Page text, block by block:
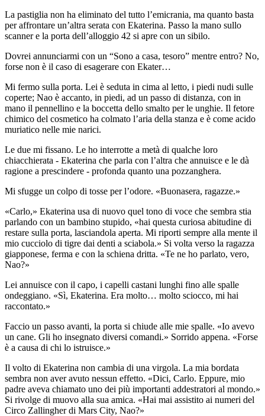
La pastiglia non ha eliminato del tutto l’emicrania, ma quanto basta
per affrontare un’altra serata con Ekaterina. Passo la mano sullo
scanner e la porta dell’alloggio 42 si apre con un sibilo.
Dovrei annunciarmi con un “Sono a casa, tesoro” mentre entro? No,
forse non è il caso di esagerare con Ekater…
Mi fermo sulla porta. Lei è seduta in cima al letto, i piedi nudi sulle
coperte; Nao è accanto, in piedi, ad un passo di distanza, con in
mano il pennellino e la boccetta dello smalto per le unghie. Il fetore
chimico del cosmetico ha colmato l’aria della stanza e è come acido
muriatico nelle mie narici.
Le due mi fissano. Le ho interrotte a metà di qualche loro
chiacchierata - Ekaterina che parla con l’altra che annuisce e le dà
ragione a prescindere - profonda quanto una pozzanghera.
Mi sfugge un colpo di tosse per l’odore. «Buonasera, ragazze.»
«Carlo,» Ekaterina usa di nuovo quel tono di voce che sembra stia
parlando con un bambino stupido, «hai questa curiosa abitudine di
restare sulla porta, lasciandola aperta. Mi riporti sempre alla mente il
mio cucciolo di tigre dai denti a sciabola.» Si volta verso la ragazza
giapponese, ferma e con la schiena dritta. «Te ne ho parlato, vero,
Nao?»
Lei annuisce con il capo, i capelli castani lunghi fino alle spalle
ondeggiano. «Sì, Ekaterina. Era molto… molto sciocco, mi hai
raccontato.»
Faccio un passo avanti, la porta si chiude alle mie spalle. «Io avevo
un cane. Gli ho insegnato diversi comandi.» Sorrido appena. «Forse
è a causa di chi lo istruisce.»
Il volto di Ekaterina non cambia di una virgola. La mia bordata
sembra non aver avuto nessun effetto. «Dici, Carlo. Eppure, mio
padre aveva chiamato uno dei più importanti addestratori al mondo.»
Si rivolge di muovo alla sua amica. «Hai mai assistito ai numeri del
Circo Zallingher di Mars City, Nao?»